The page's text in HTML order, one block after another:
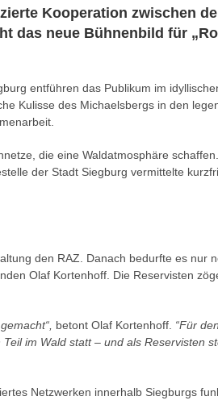
Kooperation zwischen
das neue Bühnenbild für
entführen das Publikum im
Kulisse des Michaelsbergs in den
die eine Waldatmosphäre
der Stadt Siegburg vermittelte
den RAZ. Danach bedurfte es nur
Olaf Kortenhoff. Die Reservisten
betont Olaf Kortenhoff. “Für
im Wald statt – und als Reservisten
Netzwerken innerhalb Siegburgs